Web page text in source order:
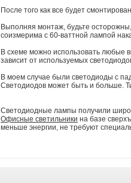
После того как все будет
Выполняя монтаж, будьте осторожны,
соизмерима с 60-ваттной лампой
В схеме можно использовать любые
зависит от используемых
В моем случае были светодиоды с
Светодиодов может быть и больше.
Светодиодные лампы получили
Офисные светильники на базе
меньше энергии, не требуют